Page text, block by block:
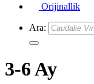
Orijinallik
Ara:
3-6 Ay